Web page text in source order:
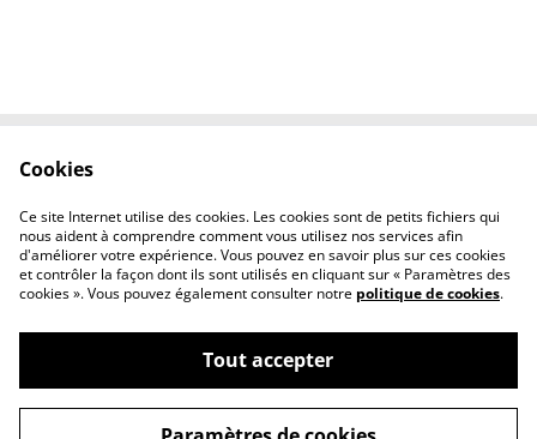
Contactez-nous
Politique de
confidentialité
Politique de
cookies
©2026l'éclipse
Cookies
Ce site Internet utilise des cookies. Les cookies sont de petits fichiers qui
nous aident à comprendre comment vous utilisez nos services afin
d'améliorer votre expérience. Vous pouvez en savoir plus sur ces cookies
et contrôler la façon dont ils sont utilisés en cliquant sur « Paramètres des
cookies ». Vous pouvez également consulter notre politique de cookies.
Tout accepter